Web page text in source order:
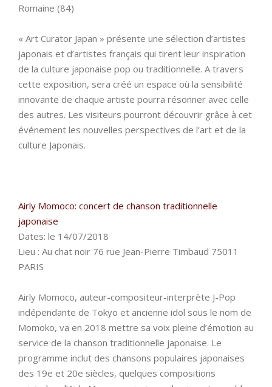
Romaine (84)
« Art Curator Japan » présente une sélection d’artistes
japonais et d’artistes français qui tirent leur inspiration
de la culture japonaise pop ou traditionnelle. A travers
cette exposition, sera créé un espace où la sensibilité
innovante de chaque artiste pourra résonner avec celle
des autres. Les visiteurs pourront découvrir grâce à cet
événement les nouvelles perspectives de l’art et de la
culture Japonais.
Airly Momoco: concert de chanson traditionnelle
japonaise
Dates: le 14/07/2018
Lieu : Au chat noir 76 rue Jean-Pierre Timbaud 75011
PARIS
Airly Momoco, auteur-compositeur-interprète J-Pop
indépendante de Tokyo et ancienne idol sous le nom de
Momoko, va en 2018 mettre sa voix pleine d’émotion au
service de la chanson traditionnelle japonaise. Le
programme inclut des chansons populaires japonaises
des 19e et 20e siècles, quelques compositions